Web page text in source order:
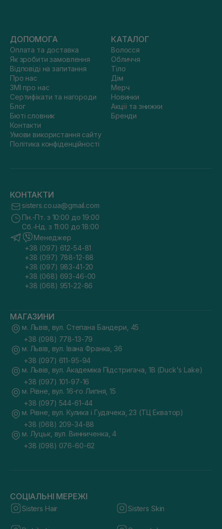
ДОПОМОГА
Оплата та доставка
Як зробити замовлення
Відповіді на запитання
Про нас
ЗМІ про нас
Сертифікати та нагороди
Блог
Бюті словник
Контакти
Умови використання сайту
Політика конфіденційності
КАТАЛОГ
Волосся
Обличчя
Тіло
Дім
Мерч
Новинки
Акції та знижки
Бренди
КОНТАКТИ
sisters.co.ua@gmail.com
Пн.-Пт. з 10:00 до 19:00
Сб.-Нд. з 11:00 до 18:00
Менеджер
+38 (097) 612-54-81
+38 (097) 788-12-88
+38 (097) 983-41-20
+38 (068) 693-46-00
+38 (068) 951-22-86
МАГАЗИНИ
м. Львів, вул. Степана Бандери, 45
+38 (098) 778-13-79
м. Львів, вул. Івана Франка, 36
+38 (097) 611-95-94
м. Львів, вул. Академіка Підстригача, 1В (Duck's Lake)
+38 (097) 101-97-16
м. Рівне, вул. 16-го Липня, 15
+38 (097) 544-61-44
м. Рівне, вул. Кулика і Гудачека, 23 (ТЦ Екватор)
+38 (068) 209-34-88
м. Луцьк, вул. Винниченка, 4
+38 (098) 076-60-62
СОЦІАЛЬНІ МЕРЕЖІ
Sisters Hair Sisters Skin